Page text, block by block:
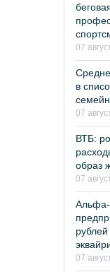
07
в
07
ВТБ:
образ
07
Альфа-
07